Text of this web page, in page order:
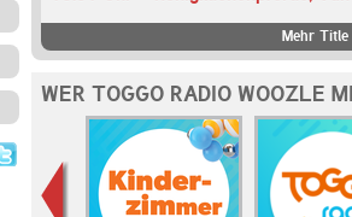
Mehr Title
WER TOGGO RADIO WOOZLE